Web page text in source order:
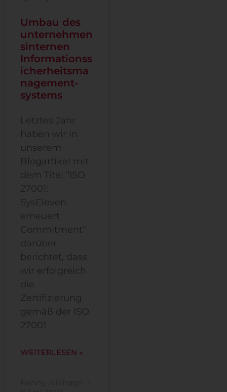
Umbau des
unternehmen
sinternen
Informationss
icherheitsma
nagement-
systems
Letztes Jahr
haben wir in
unserem
Blogartikel mit
dem Titel “ISO
27001:
SysEleven
erneuert
Commitment“
darüber
berichtet, dass
wir erfolgreich
die
Zertifizierung
gemäß der ISO
27001
WEITERLESEN »